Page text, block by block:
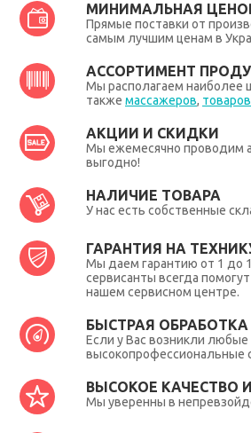
МИНИМАЛЬНАЯ
Прямые поставки от
самым лучшим ценам в
АССОРТИМЕНТ
Мы располагаем наиболее
также массажеров,
АКЦИИ И СКИДКИ
Мы ежемесячно проводим
выгодно!
НАЛИЧИЕ ТОВАРА
У нас есть собственные
ГАРАНТИЯ НА
Мы даем гарантию от 1 до
сервисанты всегда
нашем сервисном центре.
БЫСТРАЯ
Если у Вас возникли любые
высокопрофессиональные
ВЫСОКОЕ КАЧЕСТВО
Мы уверенны в